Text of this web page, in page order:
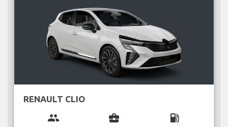
RENAULT CLIO
group business_center local_gas_station